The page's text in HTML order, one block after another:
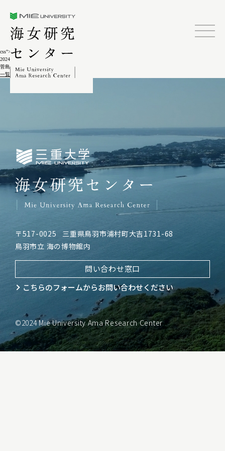
css">
2024.02.04
菅島しろんご祭8-14
一覧に戻る
三重大学海女研究センター
〒517-0025
三重県鳥羽市浦村町大吉1731-68
鳥羽市立 海の博物館内
問い合わせ窓口
こちらのフォームからお問い合わせください
©2024 Mie University Ama Research Center